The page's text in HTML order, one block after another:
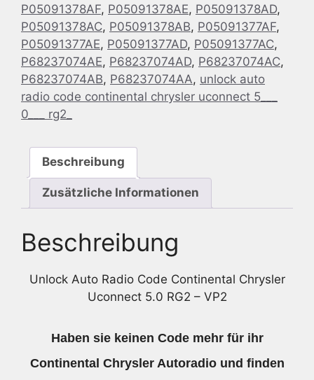
-
VP2
Menge
P05091378AF, P05091378AE, P05091378AD,
P05091378AC, P05091378AB, P05091377AF,
P05091377AE, P05091377AD, P05091377AC,
P68237074AE, P68237074AD, P68237074AC,
P68237074AB, P68237074AA, unlock auto
radio code continental chrysler uconnect 5___
0___ rg2_
Beschreibung
Zusätzliche Informationen
Beschreibung
Unlock Auto Radio Code Continental Chrysler
Uconnect 5.0 RG2 – VP2
Haben sie keinen Code mehr für ihr
Continental Chrysler Autoradio und finden